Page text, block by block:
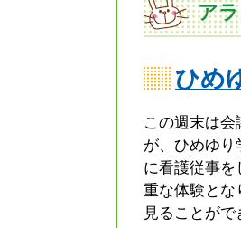
ア
ひめ
この週末は
が、ひめゆ
に看護従事
重な体験とな
見ることが